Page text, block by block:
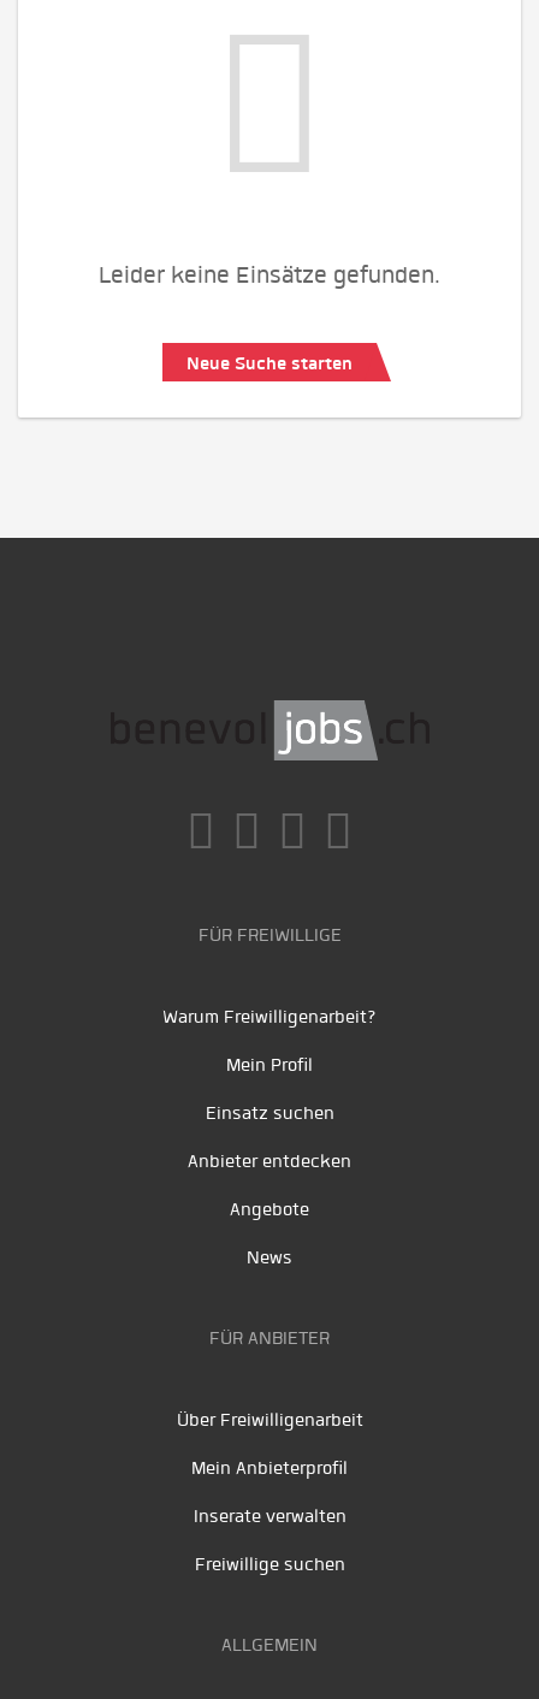
Leider keine Einsätze gefunden.
Neue Suche starten
FÜR FREIWILLIGE
Warum Freiwilligenarbeit?
Mein Profil
Einsatz suchen
Anbieter entdecken
Angebote
News
FÜR ANBIETER
Über Freiwilligenarbeit
Mein Anbieterprofil
Inserate verwalten
Freiwillige suchen
ALLGEMEIN